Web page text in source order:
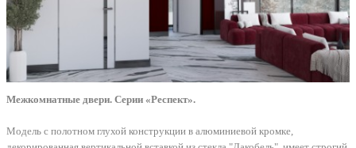
Межкомнатные двери. Серии «Респект».
Модель с полотном глухой конструкции в алюминиевой кромке,